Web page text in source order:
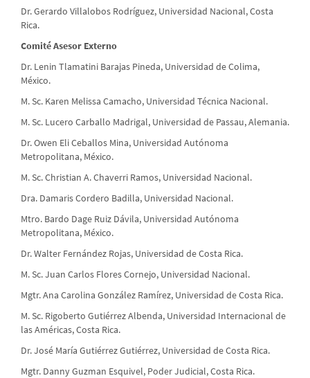
Dr. Gerardo Villalobos Rodríguez, Universidad Nacional, Costa
Rica.
Comité Asesor Externo
Dr. Lenin Tlamatini Barajas Pineda, Universidad de Colima,
México.
M. Sc. Karen Melissa Camacho, Universidad Técnica Nacional.
M. Sc. Lucero Carballo Madrigal, Universidad de Passau, Alemania.
Dr. Owen Eli Ceballos Mina, Universidad Autónoma
Metropolitana, México.
M. Sc. Christian A. Chaverri Ramos, Universidad Nacional.
Dra. Damaris Cordero Badilla, Universidad Nacional.
Mtro. Bardo Dage Ruiz Dávila, Universidad Autónoma
Metropolitana, México.
Dr. Walter Fernández Rojas, Universidad de Costa Rica.
M. Sc. Juan Carlos Flores Cornejo, Universidad Nacional.
Mgtr. Ana Carolina González Ramírez, Universidad de Costa Rica.
M. Sc. Rigoberto Gutiérrez Albenda, Universidad Internacional de
las Américas, Costa Rica.
Dr. José María Gutiérrez Gutiérrez, Universidad de Costa Rica.
Mgtr. Danny Guzman Esquivel, Poder Judicial, Costa Rica.